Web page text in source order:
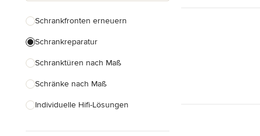
Schrankfronten erneuern
Schrankreparatur
Schranktüren nach Maß
Schränke nach Maß
Individuelle Hifi-Lösungen